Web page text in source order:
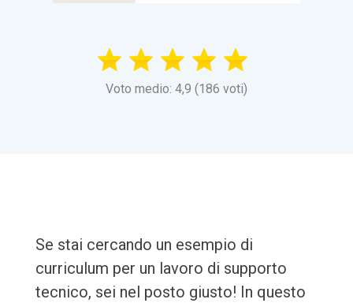
Voto medio: 4,9 (186 voti)
Se stai cercando un esempio di
curriculum per un lavoro di supporto
tecnico, sei nel posto giusto! In questo